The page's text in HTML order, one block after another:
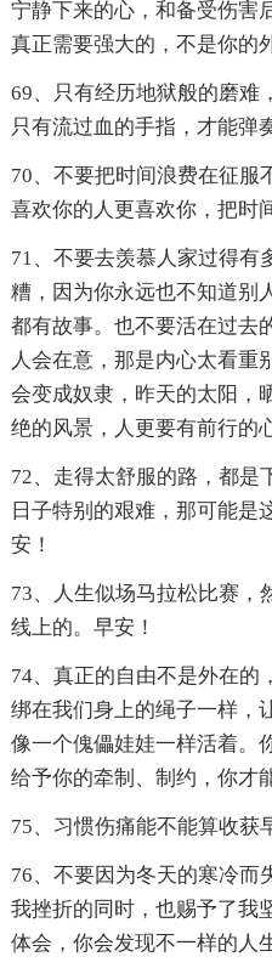
宁静下来的心，和备受伤害
真正需要强大的，不是你的
69、只有经历地狱般的磨难
只有流过血的手指，才能弹
70、不要把时间浪费在征服
喜欢你的人更喜欢你，把时
71、不要去羡慕人家过得有
糟，因为你永远也不知道别
都有故事。也不要活在过去
人会在意，那是内心太看重
会变成奴隶，昨天的太阳，
绝的风景，人更要有前行的
72、走得太舒服的路，都是
日子特别的艰难，那可能是
安！
73、人生似场马拉松比赛，
线上的。早安！
74、真正的自由不是外在的
绑在我们身上的绳子一样，
像一个傀儡娃娃一样活着。
给予你的牵制、制约，你才
75、习惯伤痛能不能算收获
76、不要因为冬天的寒冷而
我挫折的同时，也赐予了我
体会，你会发现不一样的人